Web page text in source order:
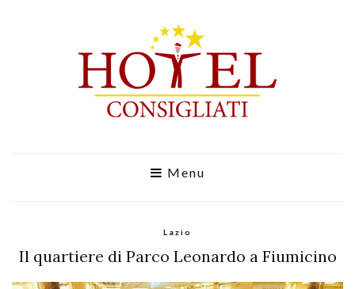
Menu
Lazio
Il quartiere di Parco Leonardo a Fiumicino